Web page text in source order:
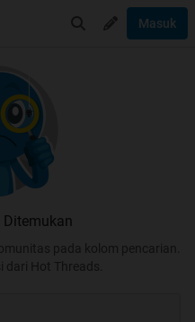
Masuk
pada kolom pencarian.
dari Hot Threads.